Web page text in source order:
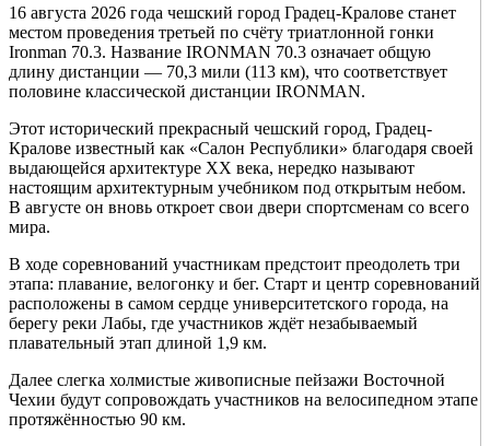
16 августа 2026 года чешский город Градец-Кралове станет
местом проведения третьей по счёту триатлонной гонки
Ironman 70.3. Название IRONMAN 70.3 означает общую
длину дистанции — 70,3 мили (113 км), что соответствует
половине классической дистанции IRONMAN.
Этот исторический прекрасный чешский город, Градец-
Кралове известный как «Салон Республики» благодаря своей
выдающейся архитектуре XX века, нередко называют
настоящим архитектурным учебником под открытым небом.
В августе он вновь откроет свои двери спортсменам со всего
мира.
В ходе соревнований участникам предстоит преодолеть три
этапа: плавание, велогонку и бег. Старт и центр соревнований
расположены в самом сердце университетского города, на
берегу реки Лабы, где участников ждёт незабываемый
плавательный этап длиной 1,9 км.
Далее слегка холмистые живописные пейзажи Восточной
Чехии будут сопровождать участников на велосипедном этапе
протяжённостью 90 км.